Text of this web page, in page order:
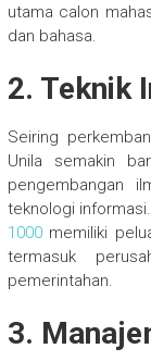
utama calon
dan bahasa.
2. Teknik
Seiring
Unila semakin
pengembangan
teknologi
1000memiliki
termasuk
pemerintahan.
3.